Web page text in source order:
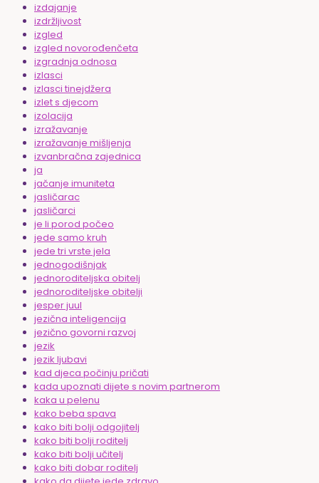
izdajanje
izdržljivost
izgled
izgled novorođenčeta
izgradnja odnosa
izlasci
izlasci tinejdžera
izlet s djecom
izolacija
izražavanje
izražavanje mišljenja
izvanbračna zajednica
ja
jačanje imuniteta
jasličarac
jasličarci
je li porod počeo
jede samo kruh
jede tri vrste jela
jednogodišnjak
jednoroditeljska obitelj
jednoroditeljske obitelji
jesper juul
jezična inteligencija
jezično govorni razvoj
jezik
jezik ljubavi
kad djeca počinju pričati
kada upoznati dijete s novim partnerom
kaka u pelenu
kako beba spava
kako biti bolji odgojitelj
kako biti bolji roditelj
kako biti bolji učitelj
kako biti dobar roditelj